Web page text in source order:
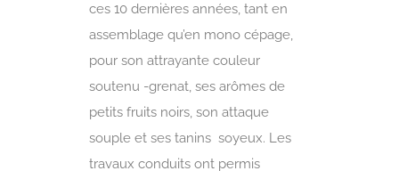
ces 10 dernières années, tant en
assemblage qu’en mono cépage,
pour son attrayante couleur
soutenu -grenat, ses arômes de
petits fruits noirs, son attaque
souple et ses tanins soyeux. Les
travaux conduits ont permis